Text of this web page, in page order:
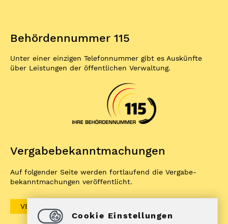
Behördennummer 115
Unter einer einzigen Telefonnummer gibt es Auskünfte
über Leistungen der öffentlichen Verwaltung.
Vergabe­bekannt­machungen
Auf folgender Seite werden fortlaufend die Vergabe­
bekannt­machungen veröffentlicht.
VERGABEBEKANNTMACHUNGEN
Cookie Einstellungen